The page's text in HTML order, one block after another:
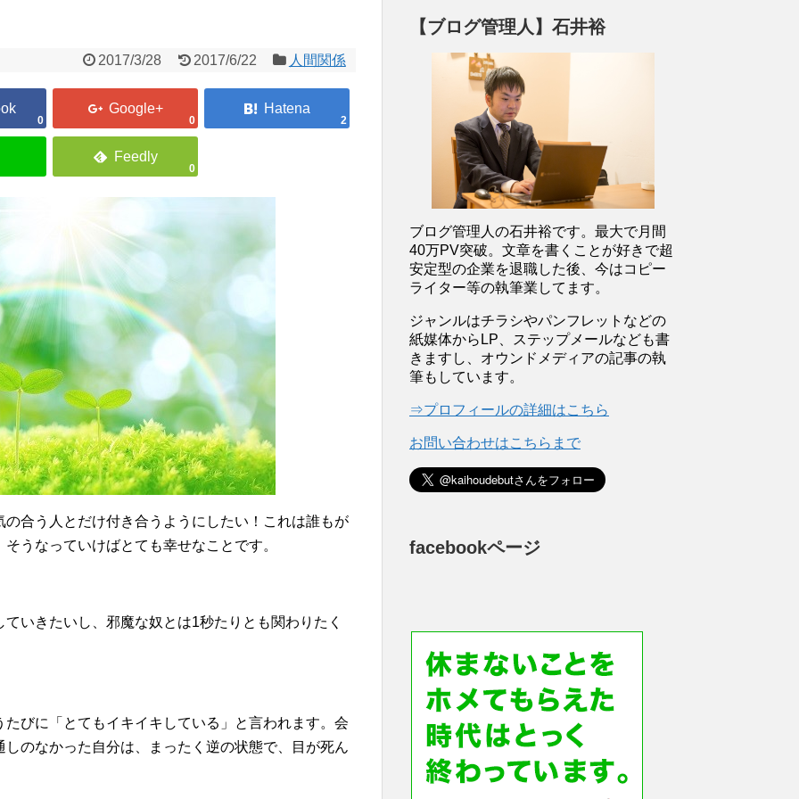
2017/3/28 2017/6/22 人間関係
0 0 2
0
合う人とだけ付き合うようにしたい！これは誰もが
うなっていけばとても幸せなことです。
いきたいし、邪魔な奴とは1秒たりとも関わりたく
びに「とてもイキイキしている」と言われます。会
のなかった自分は、まったく逆の状態で、目が死ん
【ブログ管理人】石井裕
ブログ管理人の石井裕です。最大で月間
40万PV突破。文章を書くことが好きで超
安定型の企業を退職した後、今はコピー
ライター等の執筆業してます。
ジャンルはチラシやパンフレットなどの
紙媒体からLP、ステップメールなども書
きますし、オウンドメディアの記事の執
筆もしています。
⇒プロフィールの詳細はこちら
お問い合わせはこちらまで
facebookページ